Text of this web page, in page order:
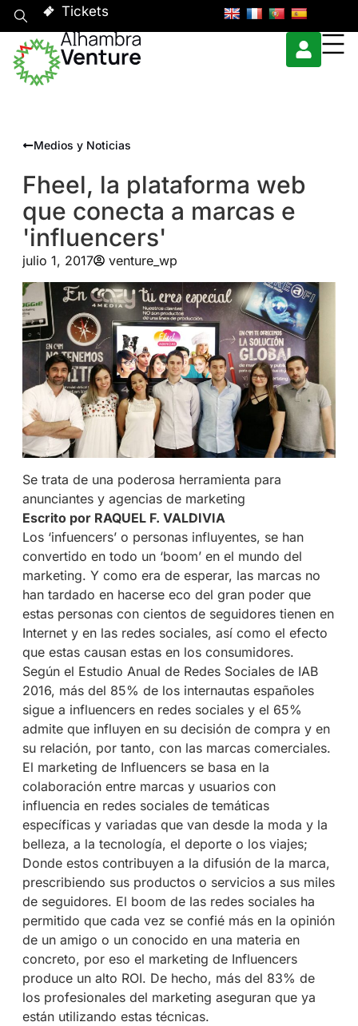
Tickets
Medios y Noticias
Fheel, la plataforma web
que conecta a marcas e
'influencers'
julio 1, 2017 venture_wp
Se trata de una poderosa herramienta para
anunciantes y agencias de marketing
Escrito por RAQUEL F. VALDIVIA
Los ‘infuencers’ o personas influyentes, se han
convertido en todo un ‘boom’ en el mundo del
marketing. Y como era de esperar, las marcas no
han tardado en hacerse eco del gran poder que
estas personas con cientos de seguidores tienen en
Internet y en las redes sociales, así como el efecto
que estas causan estas en los consumidores.
Según el Estudio Anual de Redes Sociales de IAB
2016, más del 85% de los internautas españoles
sigue a influencers en redes sociales y el 65%
admite que influyen en su decisión de compra y en
su relación, por tanto, con las marcas comerciales.
El marketing de Influencers se basa en la
colaboración entre marcas y usuarios con
influencia en redes sociales de temáticas
específicas y variadas que van desde la moda y la
belleza, a la tecnología, el deporte o los viajes;
Donde estos contribuyen a la difusión de la marca,
prescribiendo sus productos o servicios a sus miles
de seguidores. El boom de las redes sociales ha
permitido que cada vez se confié más en la opinión
de un amigo o un conocido en una materia en
concreto, por eso el marketing de Influencers
produce un alto ROI. De hecho, más del 83% de
los profesionales del marketing aseguran que ya
están utilizando estas técnicas.